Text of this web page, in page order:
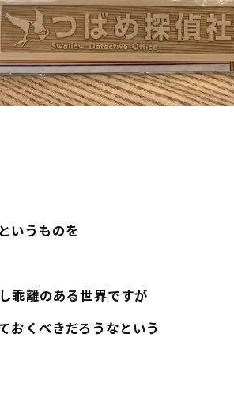
いうものを
乖離のある世界ですが
おくべきだろうなという